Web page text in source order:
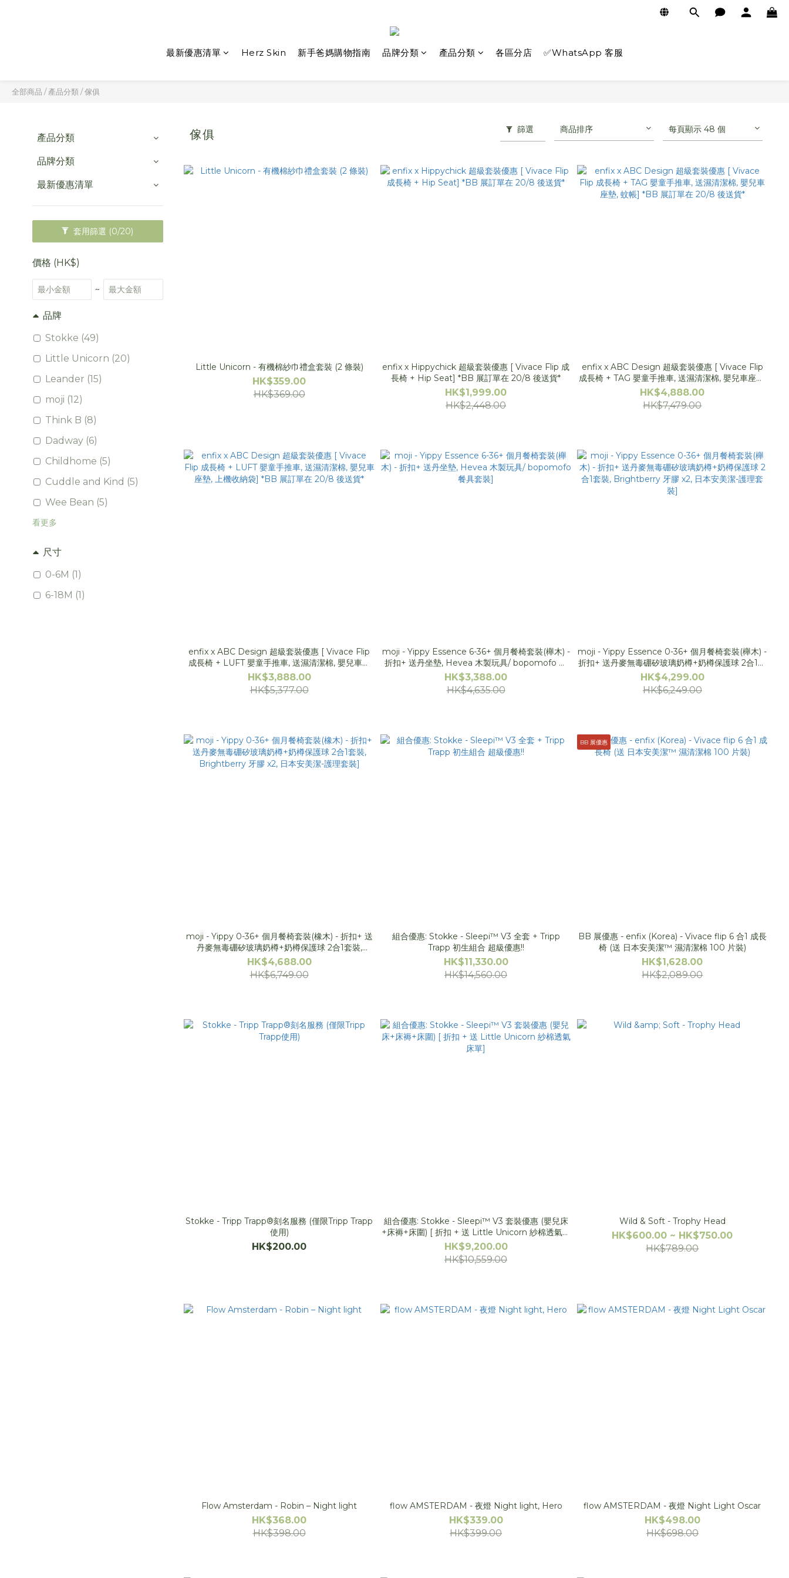
最新優惠清單 Herz Skin 新手爸媽購物指南 品牌分類 產品分類 各區分店 ✅WhatsApp 客服
全部商品 /產品分類/傢俱
產品分類
品牌分類
最新優惠清單
套用篩選 (0/20)
價格 (HK$)
~
品牌
Stokke (49)
Little Unicorn (20)
Leander (15)
moji (12)
Think B (8)
Dadway (6)
Childhome (5)
Cuddle and Kind (5)
Wee Bean (5)
看更多
尺寸
0-6M (1)
6-18M (1)
傢俱 篩選 商品排序 每頁顯示 48 個
Little Unicorn - 有機棉紗巾禮盒套裝 (2 條裝)
HK$359.00
HK$369.00
enfix x Hippychick 超級套裝優惠 [ Vivace Flip 成
長椅 + Hip Seat] *BB 展訂單在 20/8 後送貨*
HK$1,999.00
HK$2,448.00
enfix x ABC Design 超級套裝優惠 [ Vivace Flip
成長椅 + TAG 嬰童手推車, 送濕清潔棉, 嬰兒車座墊,
蚊帳] *BB 展訂單在 20/8 後送貨*
HK$4,888.00
HK$7,479.00
enfix x ABC Design 超級套裝優惠 [ Vivace Flip
成長椅 + LUFT 嬰童手推車, 送濕清潔棉, 嬰兒車座
墊, 上機收納袋] *BB 展訂單在 20/8 後送貨*
HK$3,888.00
HK$5,377.00
moji - Yippy Essence 6-36+ 個月餐椅套裝(櫸木) -
折扣+ 送丹坐墊, Hevea 木製玩具/ bopomofo 餐
具套裝]
HK$3,388.00
HK$4,635.00
moji - Yippy Essence 0-36+ 個月餐椅套裝(櫸木) -
折扣+ 送丹麥無毒硼矽玻璃奶樽+奶樽保護球 2合1套
裝, Brightberry 牙膠 x2, 日本安美潔-護理套裝]
HK$4,299.00
HK$6,249.00
moji - Yippy 0-36+ 個月餐椅套裝(橡木) - 折扣+ 送
丹麥無毒硼矽玻璃奶樽+奶樽保護球 2合1套裝,
Brightberry 牙膠 x2, 日本安美潔-護理套裝]
HK$4,688.00
HK$6,749.00
組合優惠: Stokke - Sleepi™ V3 全套 + Tripp
Trapp 初生組合 超級優惠!!
HK$11,330.00
HK$14,560.00
BB 展優惠
BB 展優惠 - enfix (Korea) - Vivace flip 6 合1 成長
椅 (送 日本安美潔™ 濕清潔棉 100 片裝)
HK$1,628.00
HK$2,089.00
Stokke - Tripp Trapp®刻名服務 (僅限Tripp Trapp
使用)
HK$200.00
組合優惠: Stokke - Sleepi™ V3 套裝優惠 (嬰兒床
+床褥+床圍) [ 折扣 + 送 Little Unicorn 紗棉透氣床
單]
HK$9,200.00
HK$10,559.00
Wild & Soft - Trophy Head
HK$600.00 ~ HK$750.00
HK$789.00
Flow Amsterdam - Robin – Night light
HK$368.00
HK$398.00
flow AMSTERDAM - 夜燈 Night light, Hero
HK$339.00
HK$399.00
flow AMSTERDAM - 夜燈 Night Light Oscar
HK$498.00
HK$698.00